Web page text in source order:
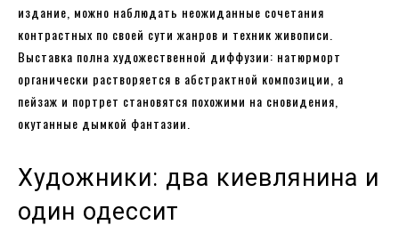
издание, можно наблюдать неожиданные сочетания
контрастных по своей сути жанров и техник живописи.
Выставка полна художественной диффузии: натюрморт
органически растворяется в абстрактной композиции, а
пейзаж и портрет становятся похожими на сновидения,
окутанные дымкой фантазии.
Художники: два киевлянина и
один одессит